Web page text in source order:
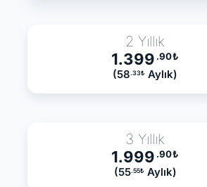
2 Yıllık
1.399 .90₺
(58.33₺ Aylık)
3 Yıllık
1.999 .90₺
(55.55₺ Aylık)